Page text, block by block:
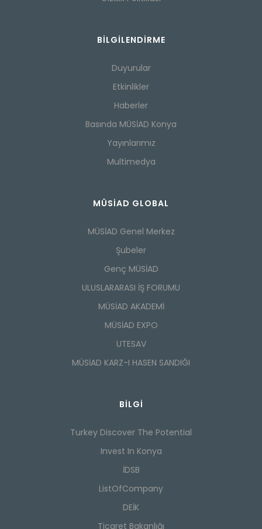
BILGILENDIRME
Duyurular
Etkinlikler
Haberler
Basında MÜSİAD Konya
Yayınlarımız
Multimedya
MÜSİAD GLOBAL
MÜSİAD Genel Merkez
Şubeler
Genç MÜSİAD
ULUSLARARASI İŞ FORUMU
MÜSİAD AKADEMİ
MÜSİAD EXPO
UTESAV
MÜSİAD KARZ-I HASEN SANDIĞI
BILGI
Turkey Discover The Potential
Invest In Konya
İDSB
ListOfCompany
DEİK
Ticaret Bakanlığı